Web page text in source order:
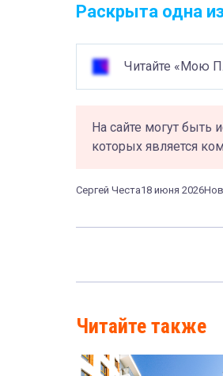
Раскрыта одна
Читайте «Мою
На сайте могут быть
которых является
Сергей Честа18 июня 2026
Читайте также